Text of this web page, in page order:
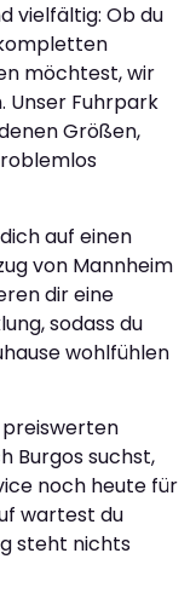
vielfältig: Ob du
möchtest, wir
Unser Fuhrpark
Größen,
auf einen
von Mannheim
dir eine
sodass du
wohlfühlen
preiswerten
Burgos suchst,
noch heute für
wartest du
steht nichts